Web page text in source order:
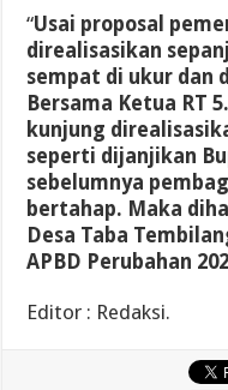
“Usai proposal
direalisasikan
sempat di ukur dan
Bersama Ketua RT
kunjung
seperti dijanjikan
sebelumnya
bertahap. Maka
Desa Taba
APBD Perubahan
Editor : Redaksi.